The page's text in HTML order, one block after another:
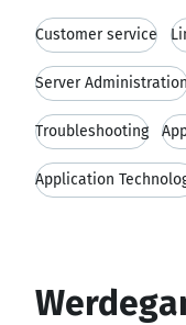
Customer service
Server
Troubleshooting
Application